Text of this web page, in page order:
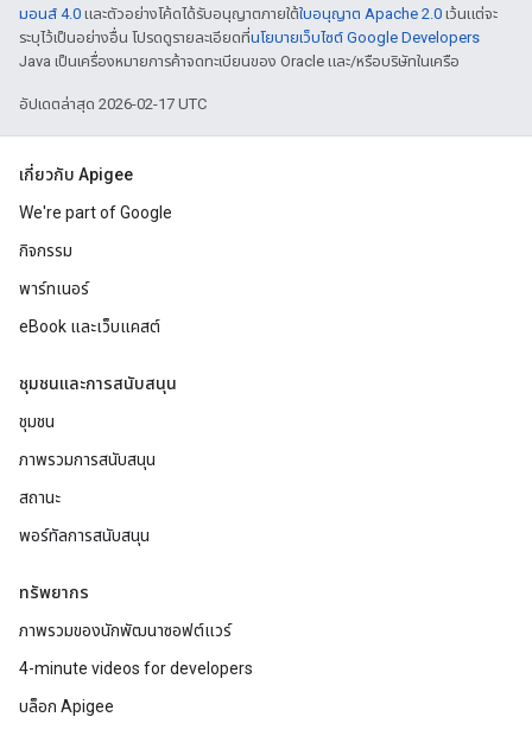
มอนส์ 4.0 และตัวอย่างโค้ดได้รับอนุญาตภายใต้ใบอนุญาต Apache 2.0 เว้นแต่จะ
ระบุไว้เป็นอย่างอื่น โปรดดูรายละเอียดที่นโยบายเว็บไซต์ Google Developers
Java เป็นเครื่องหมายการค้าจดทะเบียนของ Oracle และ/หรือบริษัทในเครือ
อัปเดตล่าสุด 2026-02-17 UTC
เกี่ยวกับ Apigee
We're part of Google
กิจกรรม
พาร์ทเนอร์
eBook และเว็บแคสต์
ชุมชนและการสนับสนุน
ชุมชน
ภาพรวมการสนับสนุน
สถานะ
พอร์ทัลการสนับสนุน
ทรัพยากร
ภาพรวมของนักพัฒนาซอฟต์แวร์
4-minute videos for developers
บล็อก Apigee